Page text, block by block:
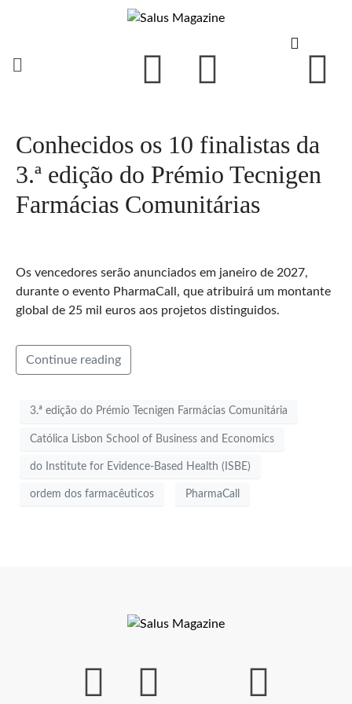
Conhecidos os 10 finalistas da
3.ª edição do Prémio Tecnigen
Farmácias Comunitárias
Os vencedores serão anunciados em janeiro de 2027,
durante o evento PharmaCall, que atribuirá um montante
global de 25 mil euros aos projetos distinguidos.
Continue reading
3.ª edição do Prémio Tecnigen Farmácias Comunitária
Católica Lisbon School of Business and Economics
do Institute for Evidence-Based Health (ISBE)
ordem dos farmacêuticos PharmaCall